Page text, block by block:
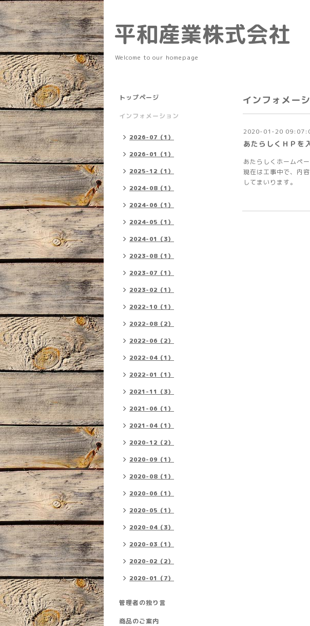
平和産業株式会社
Welcome to our homepage
インフォメー
2020-01-20
あたらしくＨＰを
あたらしくホームペ
現在は工事中で、内
してまいります。
トップページ
インフォメーション
2026-07（1）
2026-01（1）
2025-12（1）
2024-08（1）
2024-06（1）
2024-05（1）
2024-01（3）
2023-08（1）
2023-07（1）
2023-02（1）
2022-10（1）
2022-08（2）
2022-06（2）
2022-04（1）
2022-01（1）
2021-11（3）
2021-06（1）
2021-04（1）
2020-12（2）
2020-09（1）
2020-08（1）
2020-06（1）
2020-05（1）
2020-04（3）
2020-03（1）
2020-02（2）
2020-01（7）
管理者の独り言
商品のご案内